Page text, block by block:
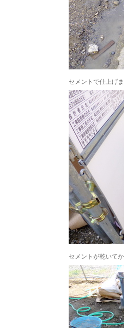
セメントで仕上げ
セメントが乾いて